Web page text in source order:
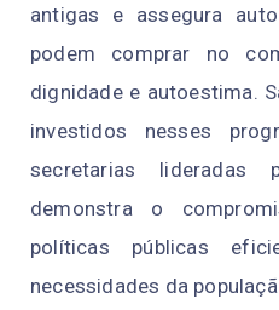
antigas e assegura
podem comprar no
dignidade e autoestima.
investidos nesses
secretarias
demonstra o
políticas públicas
necessidades da